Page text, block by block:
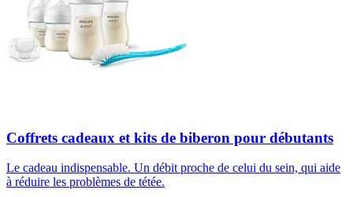
Coffrets cadeaux et kits de biberon pour débutants
Le cadeau indispensable. Un débit proche de celui du sein, qui aide
à réduire les problèmes de tétée.